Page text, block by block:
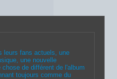
leurs fans actuels, une
une nouvelle
chose de différent de l'album
toujours comme du